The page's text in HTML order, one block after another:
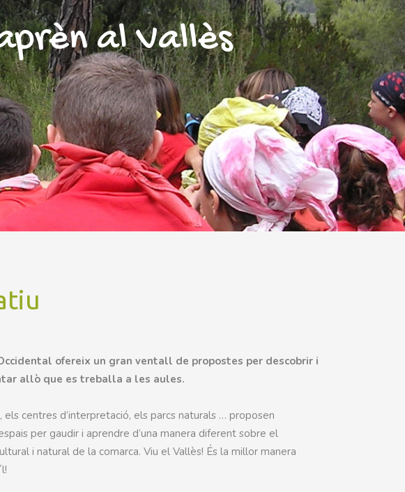
al Vallès
ofereix un gran ventall de propostes per descobrir i
allò que es treballa a les aules.
els centres d’interpretació, els parcs naturals … proposen
per gaudir i aprendre d’una manera diferent sobre el
i natural de la comarca. Viu el Vallès! És la millor manera